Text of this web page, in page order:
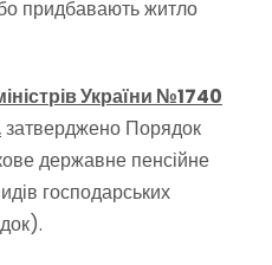
придбавають житло
України №1740
затверджено Порядок
державне пенсійне
господарських